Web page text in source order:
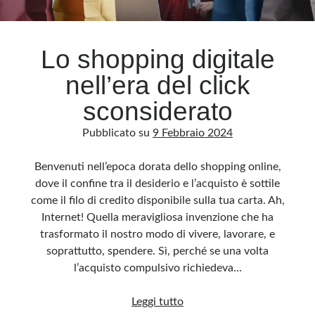
Archivio
Archivi
Categorie
Questo blog non rappresenta una testata giornalistica, in quanto viene aggiornato
sensi della legge n· 62 del 7.03.2001. L’autore non è responsabile di quanto
pubblicato dai lettori nei commenti ai vari post. Saranno comunque cancellati quelli
ritenuti offensivi o lesivi dell’immagine o dell’onorabilità di terzi, di genere spam,
razzisti o che contengano dati personali non conformi al rispetto delle norme sulla
privacy. Alcune immagini inserite in questo blog sono tratte da Internet e, pertanto,
considerate di pubblico dominio. Qualora la loro pubblicazione violasse eventuali
diritti d’autore, vi invito a comunicarlo via e-mail a info[at]dinovalle.it e saranno
Lo shopping digitale
nell’era del click
sconsiderato
Pubblicato su 9 Febbraio 2024
Benvenuti nell’epoca dorata dello shopping online,
dove il confine tra il desiderio e l’acquisto è sottile
come il filo di credito disponibile sulla tua carta. Ah,
Internet! Quella meravigliosa invenzione che ha
trasformato il nostro modo di vivere, lavorare, e
soprattutto, spendere. Sì, perché se una volta
l’acquisto compulsivo richiedeva…
Leggi tuttoLo